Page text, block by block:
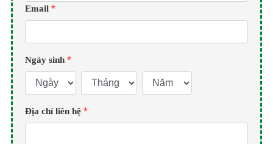
Email *
Ngày sinh *
Địa chỉ liên hệ *